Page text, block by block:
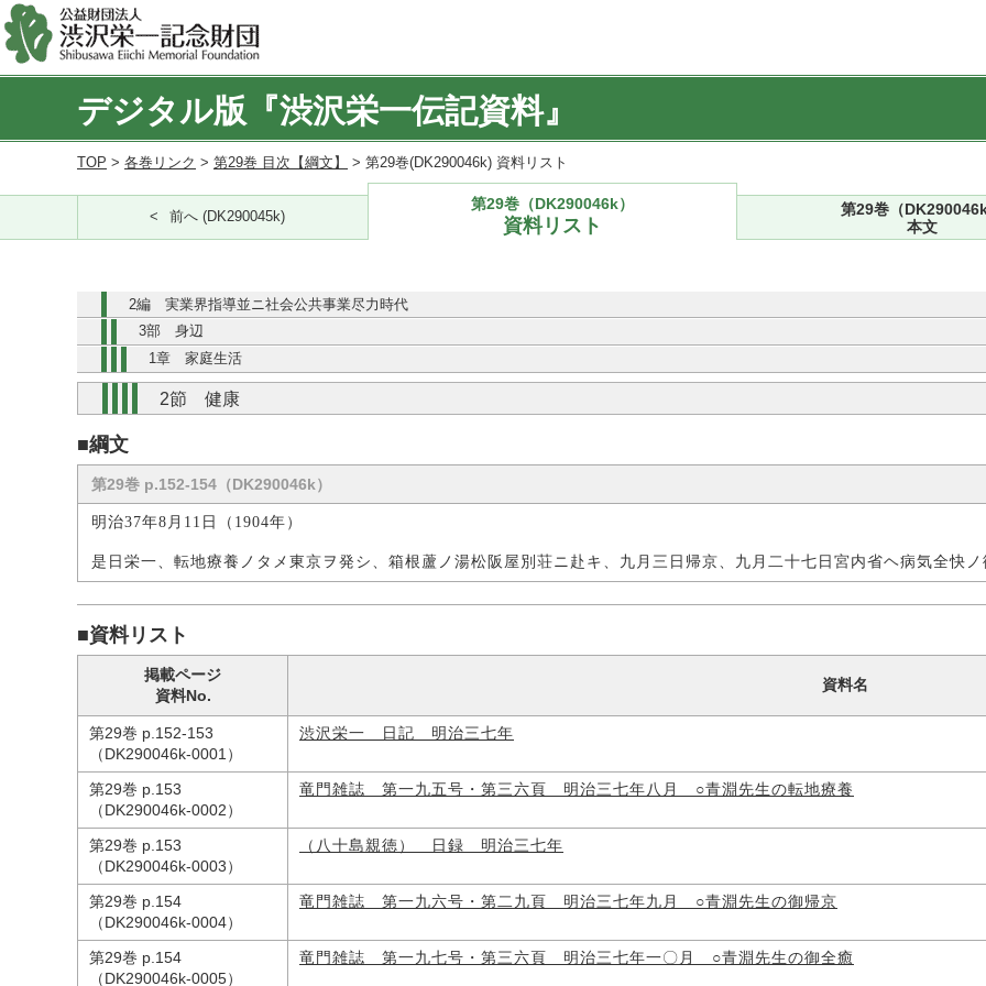
デジタル版『渋沢栄一伝記資料』
TOP > 各巻リンク > 第29巻 目次【綱文】 > 第29巻(DK290046k) 資料リスト
前へ (DK290045k)
第29巻（DK290046k）
資料リスト
第29巻（DK290046k
本文
2編 実業界指導並ニ社会公共事業尽力時代
3部 身辺
1章 家庭生活
2節 健康
■綱文
第29巻 p.152-154（DK290046k）
明治37年8月11日（1904年）
是日栄一、転地療養ノタメ東京ヲ発シ、箱根蘆ノ湯松阪屋別荘ニ赴キ、九月三日帰京、九月二十七日宮内省ヘ病気全快ノ
■資料リスト
掲載ページ
資料No.
資料名
第29巻 p.152-153
（DK290046k-0001）
渋沢栄一 日記 明治三七年
第29巻 p.153
（DK290046k-0002）
竜門雑誌 第一九五号・第三六頁 明治三七年八月 ○青淵先生の転地療養
第29巻 p.153
（DK290046k-0003）
（八十島親徳） 日録 明治三七年
第29巻 p.154
（DK290046k-0004）
竜門雑誌 第一九六号・第二九頁 明治三七年九月 ○青淵先生の御帰京
第29巻 p.154
（DK290046k-0005）
竜門雑誌 第一九七号・第三六頁 明治三七年一〇月 ○青淵先生の御全癒